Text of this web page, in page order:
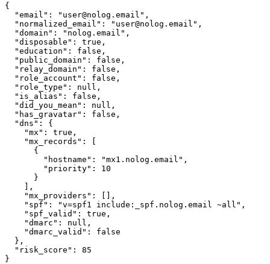
{
  "email": "user@nolog.email",
  "normalized_email": "user@nolog.email",
  "domain": "nolog.email",
  "disposable": true,
  "education": false,
  "public_domain": false,
  "relay_domain": false,
  "role_account": false,
  "role_type": null,
  "is_alias": false,
  "did_you_mean": null,
  "has_gravatar": false,
  "dns": {
    "mx": true,
    "mx_records": [
      {
        "hostname": "mx1.nolog.email",
        "priority": 10
      }
    ],
    "mx_providers": [],
    "spf": "v=spf1 include:_spf.nolog.email ~all",
    "spf_valid": true,
    "dmarc": null,
    "dmarc_valid": false
  },
  "risk_score": 85
}